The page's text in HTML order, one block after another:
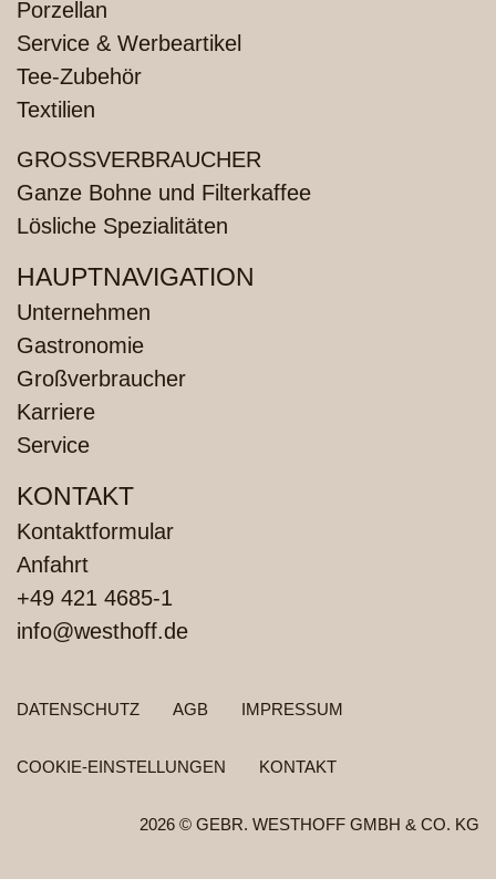
Porzellan
Service & Werbeartikel
Tee-Zubehör
Textilien
GROSSVERBRAUCHER
Ganze Bohne und Filterkaffee
Lösliche Spezialitäten
HAUPTNAVIGATION
Unternehmen
Gastronomie
Großverbraucher
Karriere
Service
KONTAKT
Kontaktformular
Anfahrt
+49 421 4685-1
info@westhoff.de
DATENSCHUTZ AGB IMPRESSUM
COOKIE-EINSTELLUNGEN KONTAKT
2026 © GEBR. WESTHOFF GMBH & CO. KG